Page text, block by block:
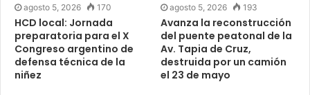
agosto 5, 2026 170
HCD local: Jornada
preparatoria para el X
Congreso argentino de
defensa técnica de la
niñez
agosto 5, 2026 193
Avanza la reconstrucción
del puente peatonal de la
Av. Tapia de Cruz,
destruida por un camión
el 23 de mayo